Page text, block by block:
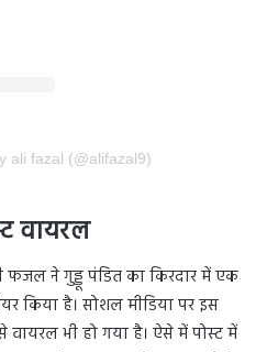
ali fazal (@alifazal9)
वायरल
फजल ने गुड्डू पंडित का किरदार में एक
किया है। सोशल मीडिया पर इस
भी हो गया है। ऐसे में पोस्ट में